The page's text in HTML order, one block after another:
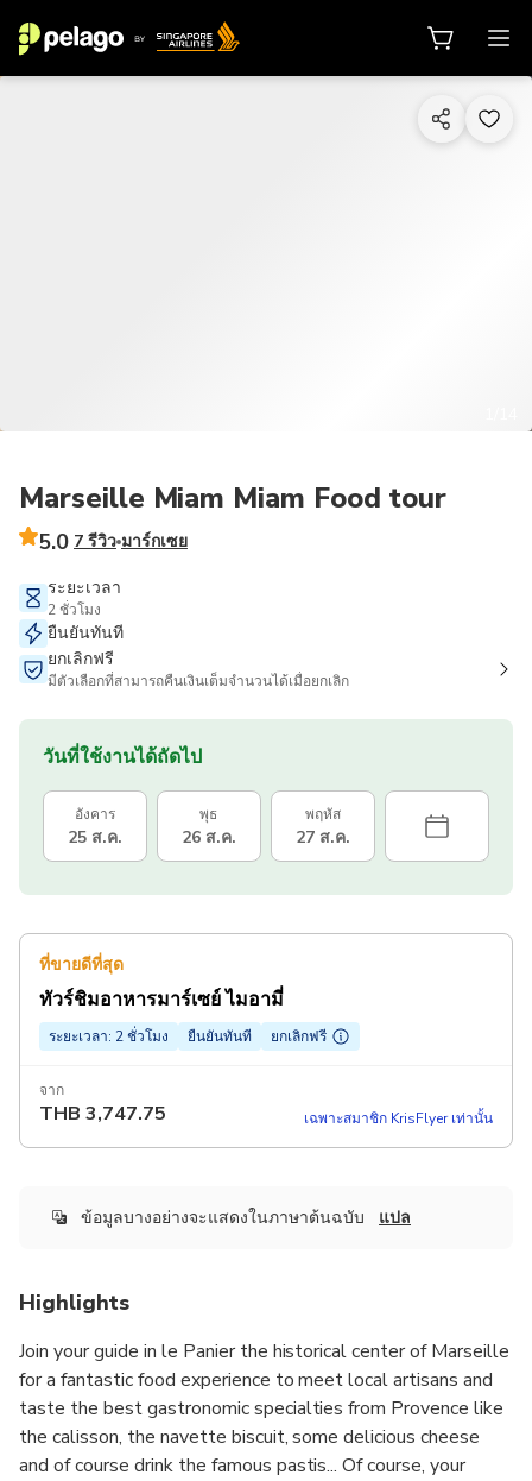
Marseille Miam Miam Food tour
5.0 7 รีวิว มาร์กเซย
ระยะเวลา
2 ชั่วโมง
ยืนยันทันที
ยกเลิกฟรี
มีตัวเลือกที่สามารถคืนเงินเต็มจำนวนได้เมื่อยกเลิก
วันที่ใช้งานได้ถัดไป
อังคาร
25 ส.ค.
พุธ
26 ส.ค.
พฤหัส
27 ส.ค.
ที่ขายดีที่สุด
ทัวร์ชิมอาหารมาร์เซย์ ไมอามี่
ระยะเวลา: 2 ชั่วโมง ยืนยันทันที ยกเลิกฟรี
จาก
THB 3,747.75 เฉพาะสมาชิก KrisFlyer เท่านั้น
ข้อมูลบางอย่างจะแสดงในภาษาต้นฉบับ แปล
Highlights
Join your guide in le Panier the historical center of Marseille
for a fantastic food experience to meet local artisans and
taste the best gastronomic specialties from Provence like
the calisson, the navette biscuit, some delicious cheese
and of course drink the famous pastis... Of course, your